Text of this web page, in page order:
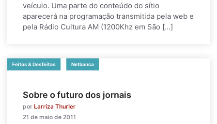
veículo. Uma parte do conteúdo do sítio
aparecerá na programação transmitida pela web e
pela Rádio Cultura AM (1200Khz em São […]
Feitos & Desfeitas Netbanca
Sobre o futuro dos jornais
por Larriza Thurler
21 de maio de 2011